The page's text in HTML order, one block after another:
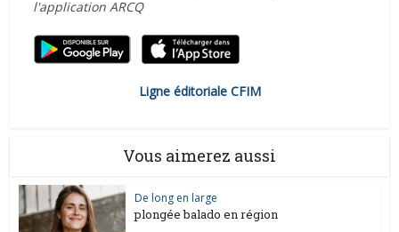
l'application ARCQ
Ligne éditoriale CFIM
Vous aimerez aussi
De long en large
plongée balado en région